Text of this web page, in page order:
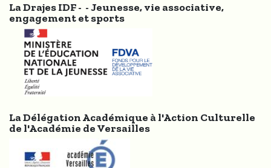
La Drajes IDF - - Jeunesse, vie associative,
engagement et sports
La Délégation Académique à l'Action Culturelle
de l'Académie de Versailles